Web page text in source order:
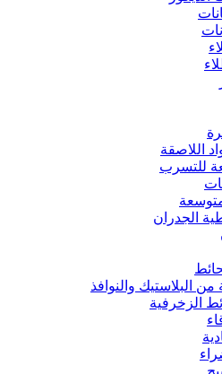
اللاصقة
للتسرب
الجدران
البلاستيك والنوافذ
الزخرفية